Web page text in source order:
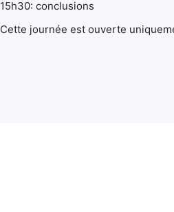
15h30: conclusions
Cette journée est ouverte